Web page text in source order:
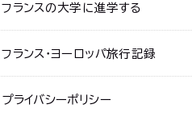
フランスの大学に進学する
フランス・ヨーロッパ旅行記録
プライバシーポリシー